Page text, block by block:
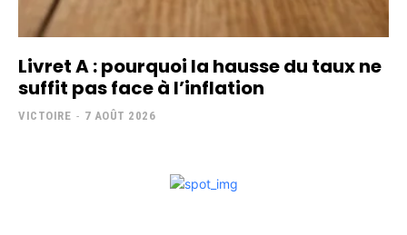
Livret A : pourquoi la hausse du taux ne
suffit pas face à l’inflation
VICTOIRE - 7 AOÛT 2026